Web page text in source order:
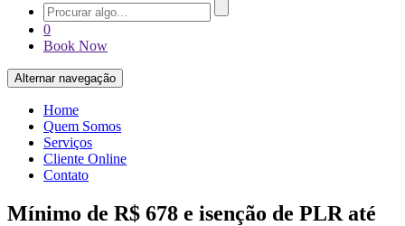
0
Book Now
Alternar navegação
Home
Quem Somos
Serviços
Cliente Online
Contato
Mínimo de R$ 678 e isenção de PLR até